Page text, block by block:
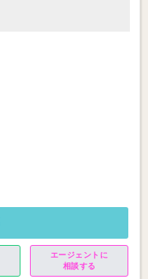
エージェントに
相談する